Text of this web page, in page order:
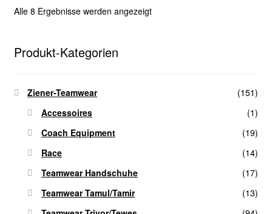
Alle 8 Ergebnisse werden angezeigt
Produkt-Kategorien
Ziener-Teamwear
(151)
Accessoires
(1)
Coach Equipment
(19)
Race
(14)
Teamwear Handschuhe
(17)
Teamwear Tamul/Tamir
(13)